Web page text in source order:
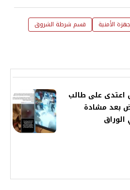
الأمنية قسم شرطة الشروق
اعتدى على طالب
بعد مشادة